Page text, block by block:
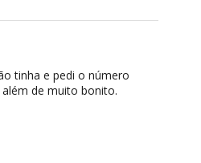
tinha e pedi o número
de muito bonito.